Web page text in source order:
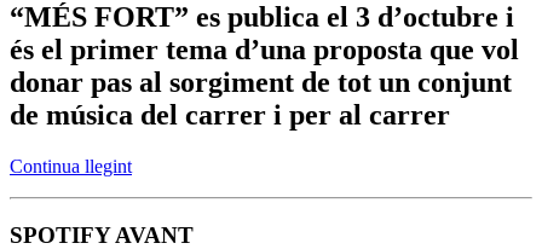
“MÉS FORT” es publica el 3 d’octubre i
és el primer tema d’una proposta que vol
donar pas al sorgiment de tot un conjunt
de música del carrer i per al carrer
Continua llegint
SPOTIFY AVANT